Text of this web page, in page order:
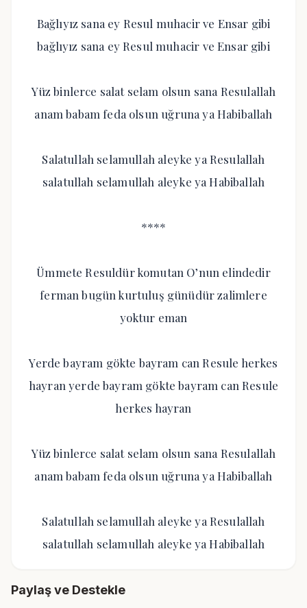
Bağlıyız sana ey Resul muhacir ve Ensar gibi
bağlıyız sana ey Resul muhacir ve Ensar gibi
Yüz binlerce salat selam olsun sana Resulallah
anam babam feda olsun uğruna ya Habiballah
Salatullah selamullah aleyke ya Resulallah
salatullah selamullah aleyke ya Habiballah
****
Ümmete Resuldür komutan O’nun elindedir
ferman bugün kurtuluş günüdür zalimlere
yoktur eman
Yerde bayram gökte bayram can Resule herkes
hayran yerde bayram gökte bayram can Resule
herkes hayran
Yüz binlerce salat selam olsun sana Resulallah
anam babam feda olsun uğruna ya Habiballah
Salatullah selamullah aleyke ya Resulallah
salatullah selamullah aleyke ya Habiballah
Paylaş ve Destekle